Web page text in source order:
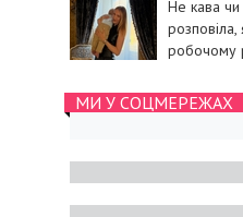
Не кава чи
робочому
МИ У СОЦМЕРЕЖАХ